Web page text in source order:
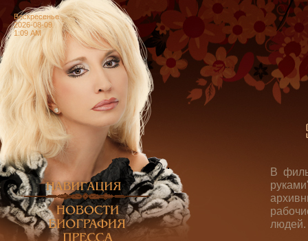
Воскресенье
2026-08-09
1:09 AM
В
людей.